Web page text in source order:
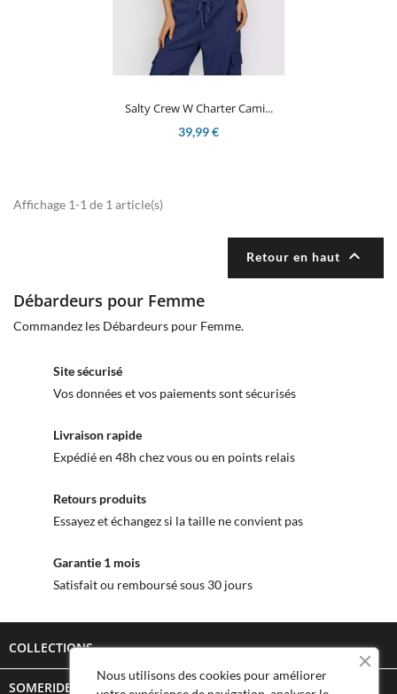
Salty Crew W Charter Cami...
39,99 €
Affichage 1-1 de 1 article(s)
Retour en haut 
Débardeurs pour Femme
Commandez les Débardeurs pour Femme.
Site sécurisé
Vos données et vos paiements sont sécurisés
Livraison rapide
Expédié en 48h chez vous ou en points relais
Retours produits
Essayez et échangez si la taille ne convient pas
Garantie 1 mois
Satisfait ou remboursé sous 30 jours
COLLECTIONS 
SOMERIDE STORY
Nous utilisons des cookies pour améliorer